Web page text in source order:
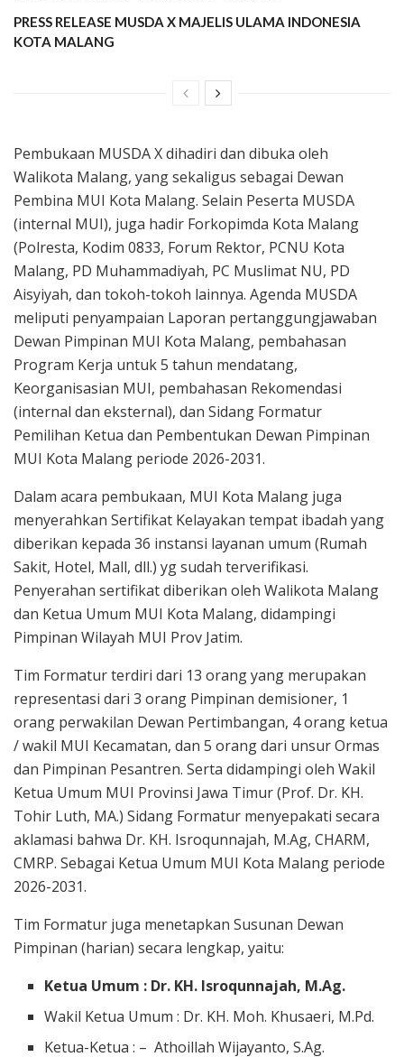
PRESS RELEASE MUSDA X MAJELIS ULAMA INDONESIA
KOTA MALANG
Pembukaan MUSDA X dihadiri dan dibuka oleh
Walikota Malang, yang sekaligus sebagai Dewan
Pembina MUI Kota Malang. Selain Peserta MUSDA
(internal MUI), juga hadir Forkopimda Kota Malang
(Polresta, Kodim 0833, Forum Rektor, PCNU Kota
Malang, PD Muhammadiyah, PC Muslimat NU, PD
Aisyiyah, dan tokoh-tokoh lainnya. Agenda MUSDA
meliputi penyampaian Laporan pertanggungjawaban
Dewan Pimpinan MUI Kota Malang, pembahasan
Program Kerja untuk 5 tahun mendatang,
Keorganisasian MUI, pembahasan Rekomendasi
(internal dan eksternal), dan Sidang Formatur
Pemilihan Ketua dan Pembentukan Dewan Pimpinan
MUI Kota Malang periode 2026-2031.
Dalam acara pembukaan, MUI Kota Malang juga
menyerahkan Sertifikat Kelayakan tempat ibadah yang
diberikan kepada 36 instansi layanan umum (Rumah
Sakit, Hotel, Mall, dll.) yg sudah terverifikasi.
Penyerahan sertifikat diberikan oleh Walikota Malang
dan Ketua Umum MUI Kota Malang, didampingi
Pimpinan Wilayah MUI Prov Jatim.
Tim Formatur terdiri dari 13 orang yang merupakan
representasi dari 3 orang Pimpinan demisioner, 1
orang perwakilan Dewan Pertimbangan, 4 orang ketua
/ wakil MUI Kecamatan, dan 5 orang dari unsur Ormas
dan Pimpinan Pesantren. Serta didampingi oleh Wakil
Ketua Umum MUI Provinsi Jawa Timur (Prof. Dr. KH.
Tohir Luth, MA.) Sidang Formatur menyepakati secara
aklamasi bahwa Dr. KH. Isroqunnajah, M.Ag, CHARM,
CMRP. Sebagai Ketua Umum MUI Kota Malang periode
2026-2031.
Tim Formatur juga menetapkan Susunan Dewan
Pimpinan (harian) secara lengkap, yaitu:
Ketua Umum : Dr. KH. Isroqunnajah, M.Ag.
Wakil Ketua Umum : Dr. KH. Moh. Khusaeri, M.Pd.
Ketua-Ketua : – Athoillah Wijayanto, S.Ag.